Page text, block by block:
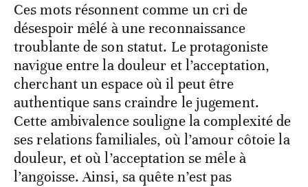
Ces mots résonnent comme un cri de
désespoir mêlé à une reconnaissance
troublante de son statut. Le protagoniste
navigue entre la douleur et l’acceptation,
cherchant un espace où il peut être
authentique sans craindre le jugement.
Cette ambivalence souligne la complexité de
ses relations familiales, où l’amour côtoie la
douleur, et où l’acceptation se mêle à
l’angoisse. Ainsi, sa quête n’est pas